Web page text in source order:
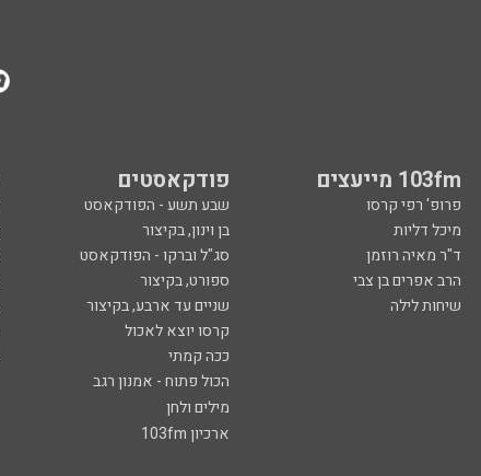
103fm מייעצים פודקאסטים
פרופ' רפי קרסו שבע תשע - הפודקאסט
מיכל דליות בן וינון, בקיצור
ד"ר מאיה רוזמן סג"ל וברקו - הפודקאסט
הרב אפרים בן צבי ספורט, בקיצור
שיחות לילה שניים עד ארבע, בקיצור
קרסו יוצא לאכול
ככה קמתי
הכול פתוח - אמנון רגב
מילים ולחן
ארכיון 103fm